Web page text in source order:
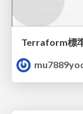
Terraform標